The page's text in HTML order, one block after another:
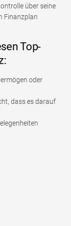
über seine
Finanzplan
Top-
oder
dass es darauf